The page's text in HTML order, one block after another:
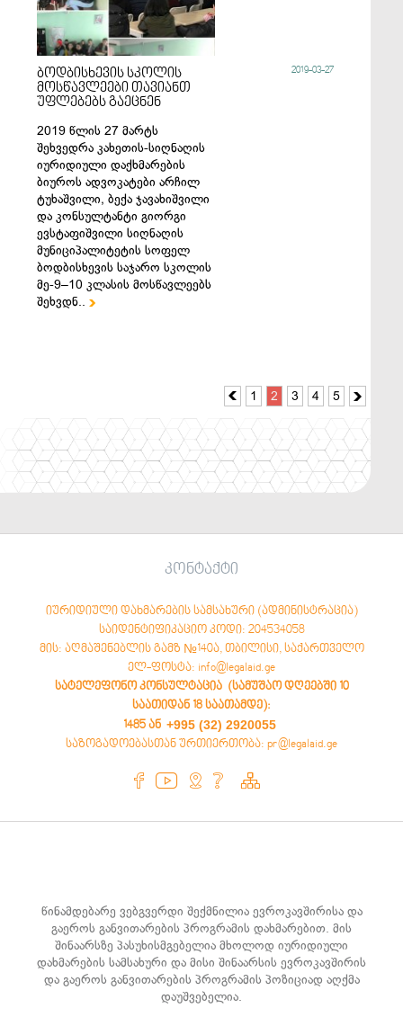
ბოდბისხევის სკოლის
მოსწავლეები თავიანთ
უფლებებს გაეცნენ
2019 წლის 27 მარტს
შეხვედრა კახეთის-სიღნაღის
იურიდიული დაქხმარების
ბიუროს ადვოკატები არჩილ
ტუხაშვილი, ბექა ჯავახიშვილი
და კონსულტანტი გიორგი
ევსტაფიშვილი სიღნაღის
მუნიციპალიტეტის სოფელ
ბოდბისხევის საჯარო სკოლის
მე-9–10 კლასის მოსწავლეებს
შეხვდნ..
2019-03-27
 1 2 3 4 5 
კონტაქტი
იურიდიული დახმარების სამსახური (ადმინისტრაცია)
საიდენტიფიკაციო კოდი: 204534058
მის: აღმაშენებლის გამზ №140ა, თბილისი, საქართველო
ელ-ფოსტა: info@legalaid.ge
სატელეფონო კონსულტაცია (სამუშაო დღეებში 10
საათიდან 18 საათამდე):
1485 ან +995 (32) 2920055
საზოგადოებასთან ურთიერთობა: pr@legalaid.ge
წინამდებარე ვებგვერდი შექმნილია ევროკავშირისა და
გაეროს განვითარების პროგრამის დახმარებით. მის
შინაარსზე პასუხისმგებელია მხოლოდ იურიდიული
დახმარების სამსახური და მისი შინაარსის ევროკავშირის
და გაეროს განვითარების პროგრამის პოზიციად აღქმა
დაუშვებელია.